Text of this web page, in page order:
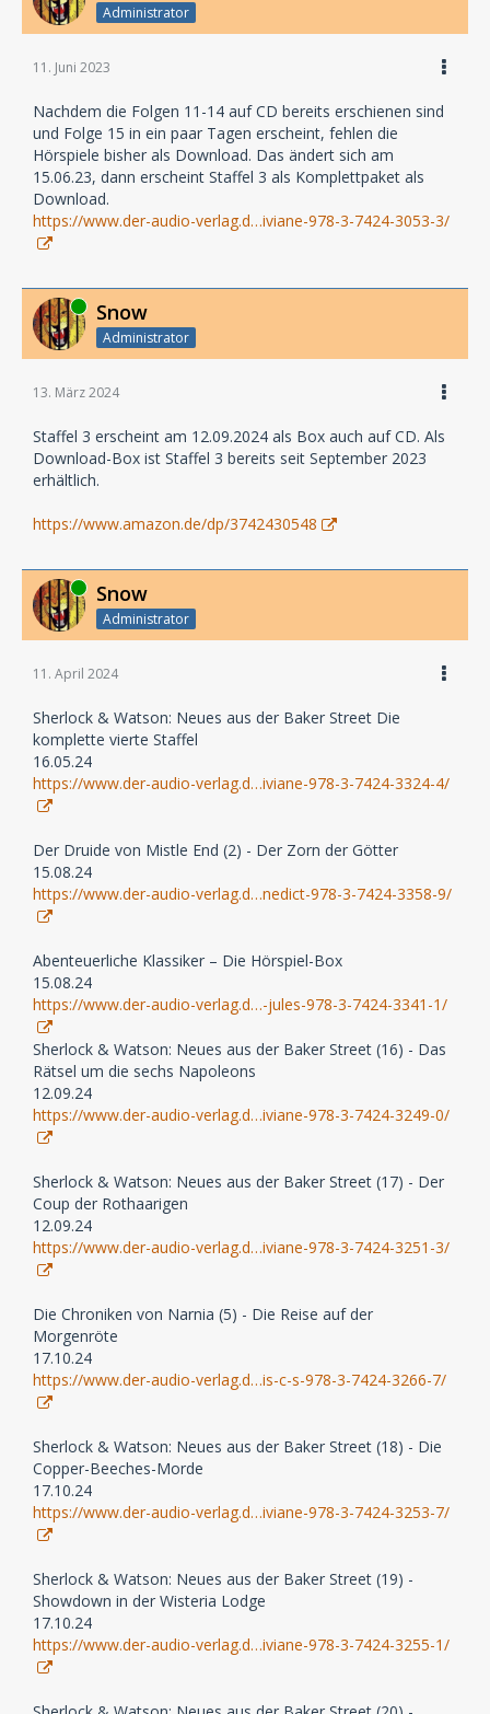
Administrator
11. Juni 2023
Nachdem die Folgen 11-14 auf CD bereits erschienen sind
und Folge 15 in ein paar Tagen erscheint, fehlen die
Hörspiele bisher als Download. Das ändert sich am
15.06.23, dann erscheint Staffel 3 als Komplettpaket als
Download.
https://www.der-audio-verlag.d…iviane-978-3-7424-3053-3/
Online Snow
Administrator
13. März 2024
Staffel 3 erscheint am 12.09.2024 als Box auch auf CD. Als
Download-Box ist Staffel 3 bereits seit September 2023
erhältlich.
https://www.amazon.de/dp/3742430548
Online Snow
Administrator
11. April 2024
Sherlock & Watson: Neues aus der Baker Street Die
komplette vierte Staffel
16.05.24
https://www.der-audio-verlag.d…iviane-978-3-7424-3324-4/
Der Druide von Mistle End (2) - Der Zorn der Götter
15.08.24
https://www.der-audio-verlag.d…nedict-978-3-7424-3358-9/
Abenteuerliche Klassiker – Die Hörspiel-Box
15.08.24
https://www.der-audio-verlag.d…-jules-978-3-7424-3341-1/
Sherlock & Watson: Neues aus der Baker Street (16) - Das
Rätsel um die sechs Napoleons
12.09.24
https://www.der-audio-verlag.d…iviane-978-3-7424-3249-0/
Sherlock & Watson: Neues aus der Baker Street (17) - Der
Coup der Rothaarigen
12.09.24
https://www.der-audio-verlag.d…iviane-978-3-7424-3251-3/
Die Chroniken von Narnia (5) - Die Reise auf der
Morgenröte
17.10.24
https://www.der-audio-verlag.d…is-c-s-978-3-7424-3266-7/
Sherlock & Watson: Neues aus der Baker Street (18) - Die
Copper-Beeches-Morde
17.10.24
https://www.der-audio-verlag.d…iviane-978-3-7424-3253-7/
Sherlock & Watson: Neues aus der Baker Street (19) -
Showdown in der Wisteria Lodge
17.10.24
https://www.der-audio-verlag.d…iviane-978-3-7424-3255-1/